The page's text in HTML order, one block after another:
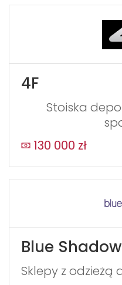
4F
Stoiska
130 000 zł
Blue Shadow
Sklepy z odzieżą